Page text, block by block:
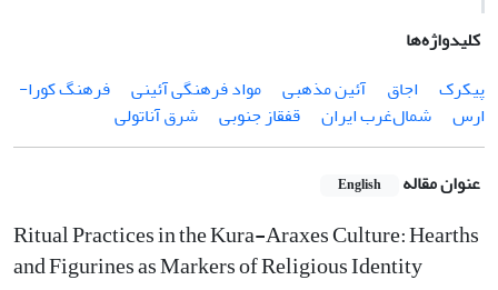
کلیدواژه‌ها
پیکرک
اجاق آئین مذهبی مواد فرهنگی آئینی
فرهنگ کورا-
ارس
شمال‌غرب ایران قفقاز جنوبی شرق آناتولی
عنوان مقاله English
Ritual Practices in the Kura-Araxes Culture: Hearths
and Figurines as Markers of Religious Identity